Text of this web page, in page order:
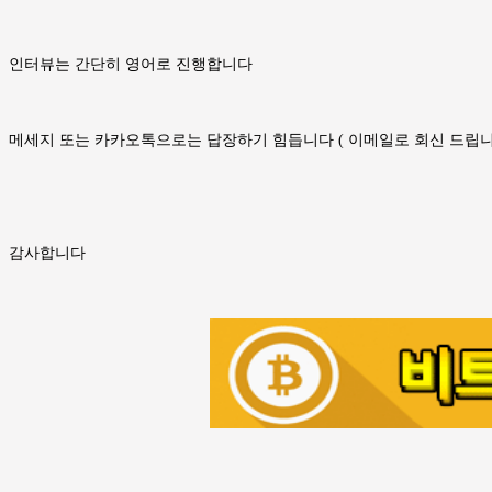
인터뷰는 간단히 영어로 진행합니다
메세지 또는 카카오톡으로는 답장하기 힘듭니다 ( 이메일로 회신 드립
감사합니다